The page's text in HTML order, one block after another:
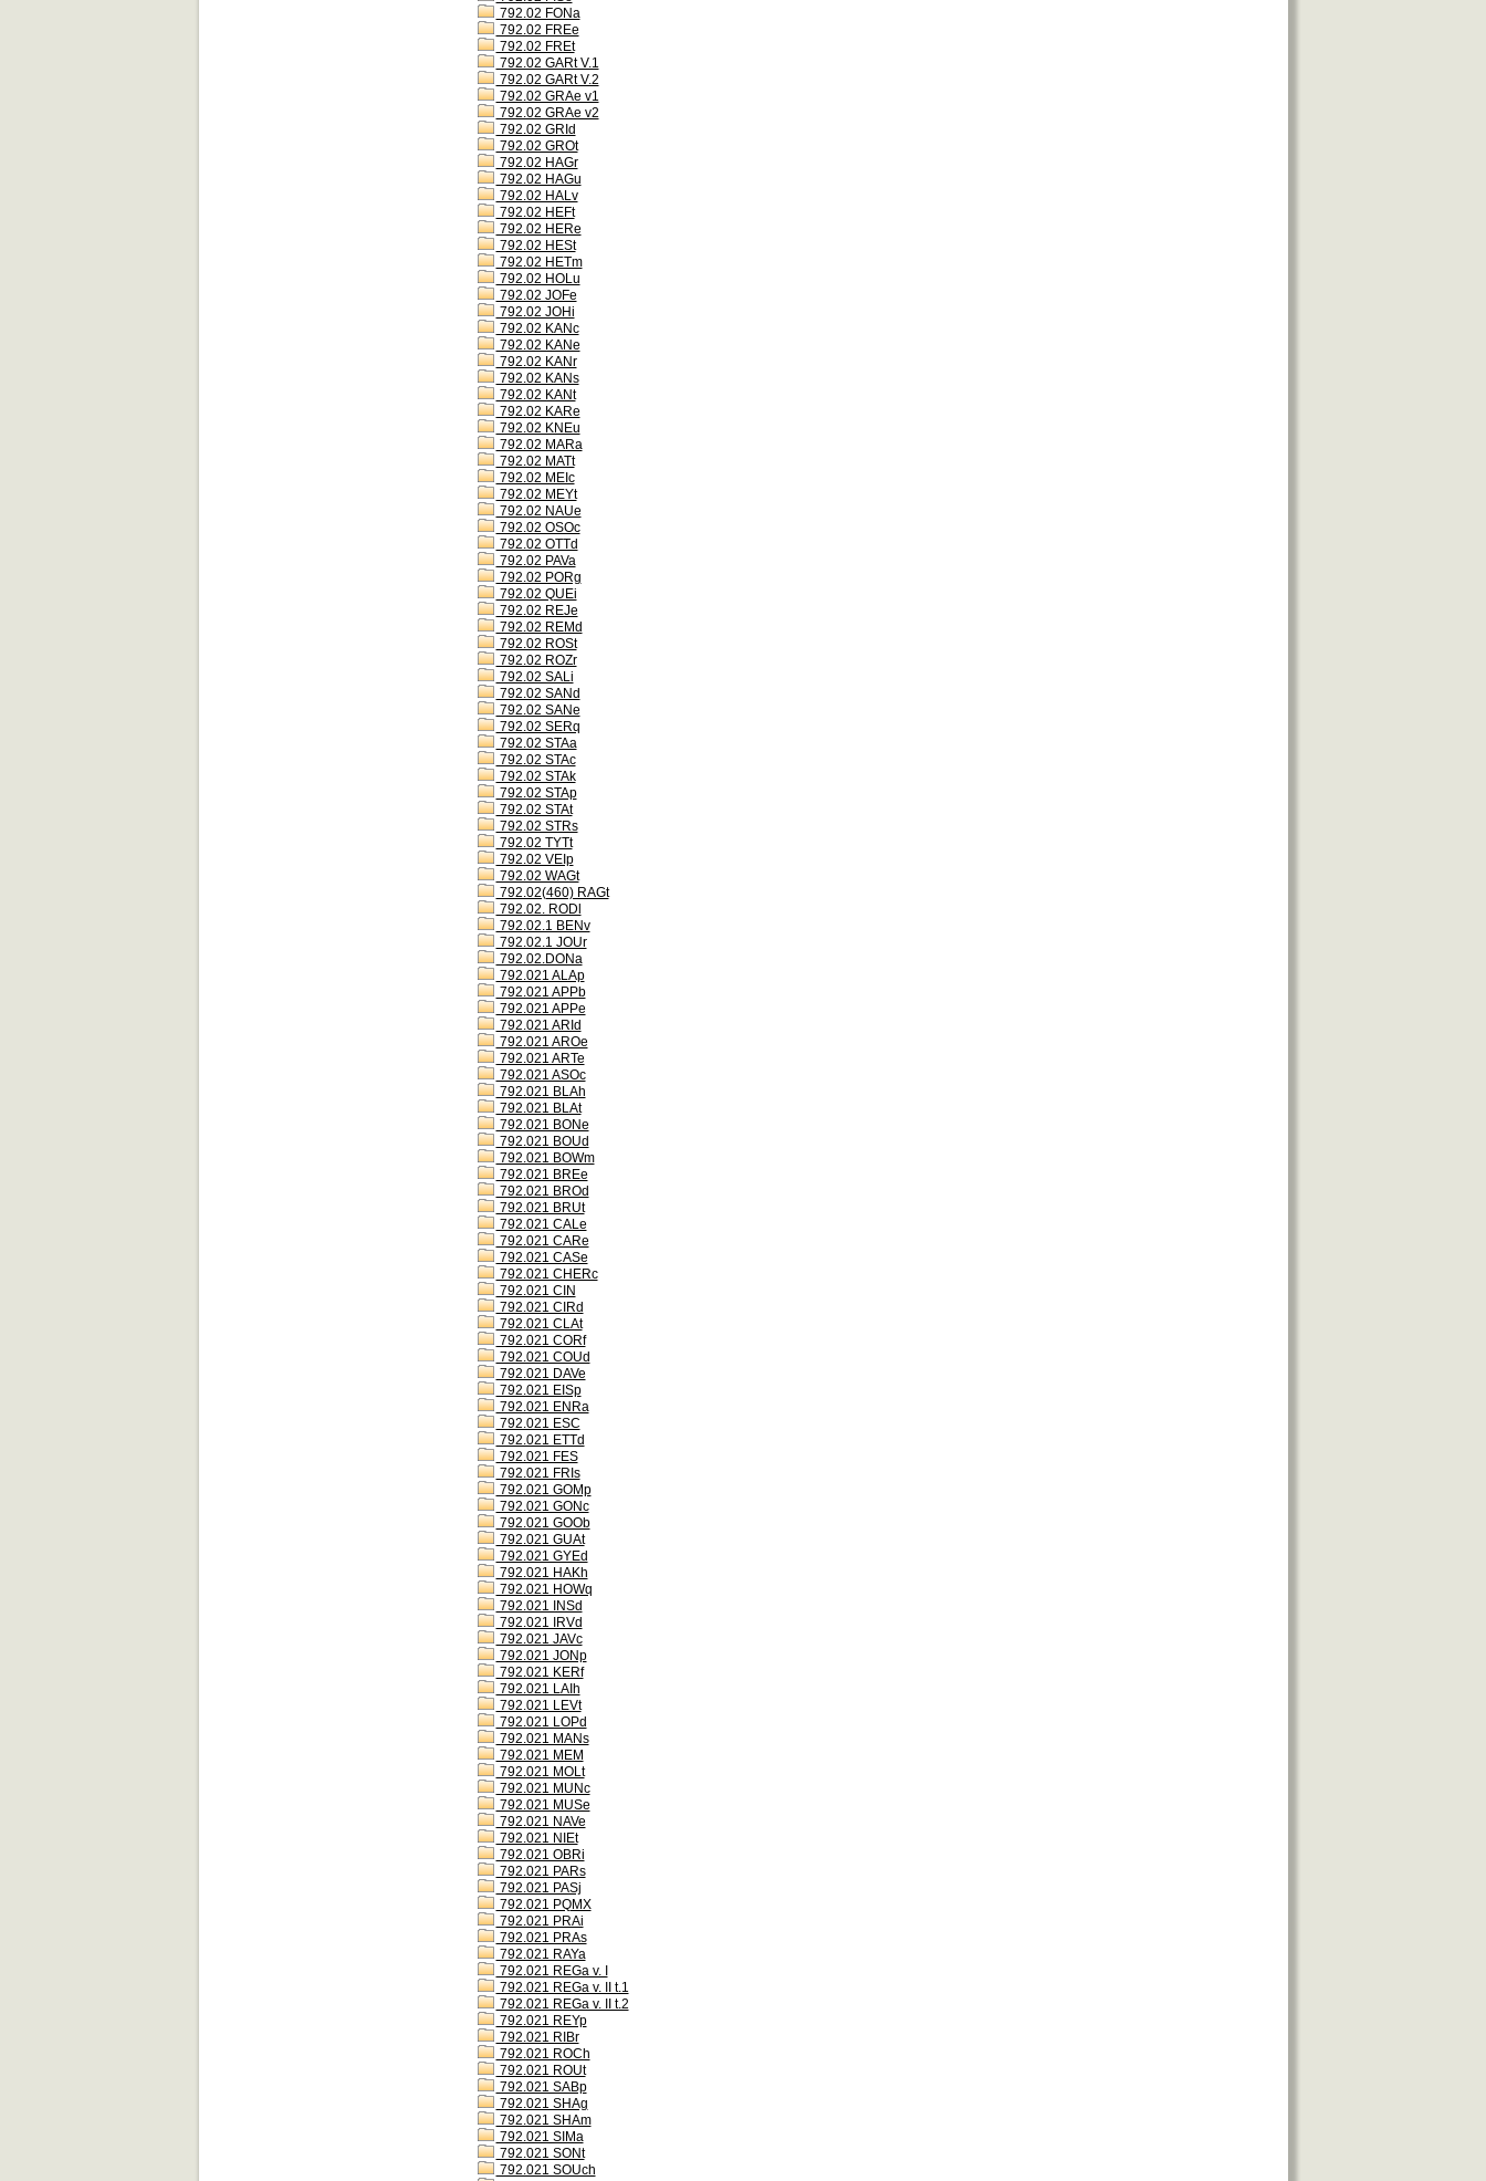
792.02 FONa
792.02 FREe
792.02 FREt
792.02 GARt V.1
792.02 GARt V.2
792.02 GRAe v1
792.02 GRAe v2
792.02 GRId
792.02 GROt
792.02 HAGr
792.02 HAGu
792.02 HALv
792.02 HEFt
792.02 HERe
792.02 HESt
792.02 HETm
792.02 HOLu
792.02 JOFe
792.02 JOHi
792.02 KANc
792.02 KANe
792.02 KANr
792.02 KANs
792.02 KANt
792.02 KARe
792.02 KNEu
792.02 MARa
792.02 MATt
792.02 MEIc
792.02 MEYt
792.02 NAUe
792.02 OSOc
792.02 OTTd
792.02 PAVa
792.02 PORg
792.02 QUEi
792.02 REJe
792.02 REMd
792.02 ROSt
792.02 ROZr
792.02 SALi
792.02 SANd
792.02 SANe
792.02 SERq
792.02 STAa
792.02 STAc
792.02 STAk
792.02 STAp
792.02 STAt
792.02 STRs
792.02 TYTt
792.02 VEIp
792.02 WAGt
792.02(460) RAGt
792.02. RODl
792.02.1 BENv
792.02.1 JOUr
792.02.DONa
792.021 ALAp
792.021 APPb
792.021 APPe
792.021 ARId
792.021 AROe
792.021 ARTe
792.021 ASOc
792.021 BLAh
792.021 BLAt
792.021 BONe
792.021 BOUd
792.021 BOWm
792.021 BREe
792.021 BROd
792.021 BRUt
792.021 CALe
792.021 CARe
792.021 CASe
792.021 CHERc
792.021 CIN
792.021 CIRd
792.021 CLAt
792.021 CORf
792.021 COUd
792.021 DAVe
792.021 EISp
792.021 ENRa
792.021 ESC
792.021 ETTd
792.021 FES
792.021 FRIs
792.021 GOMp
792.021 GONc
792.021 GOOb
792.021 GUAt
792.021 GYEd
792.021 HAKh
792.021 HOWq
792.021 INSd
792.021 IRVd
792.021 JAVc
792.021 JONp
792.021 KERf
792.021 LAIh
792.021 LEVt
792.021 LOPd
792.021 MANs
792.021 MEM
792.021 MOLt
792.021 MUNc
792.021 MUSe
792.021 NAVe
792.021 NIEt
792.021 OBRi
792.021 PARs
792.021 PASj
792.021 PQMX
792.021 PRAi
792.021 PRAs
792.021 RAYa
792.021 REGa v. I
792.021 REGa v. II t.1
792.021 REGa v. II t.2
792.021 REYp
792.021 RIBr
792.021 ROCh
792.021 ROUt
792.021 SABp
792.021 SHAg
792.021 SHAm
792.021 SIMa
792.021 SONt
792.021 SOUch